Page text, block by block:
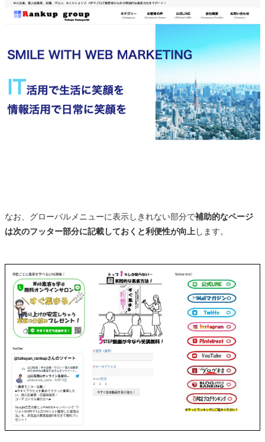
なお、グローバルメニューに表示しきれない部分で補助的なページ
は次のフッター部分に記載しておくと利便性が向上 します。